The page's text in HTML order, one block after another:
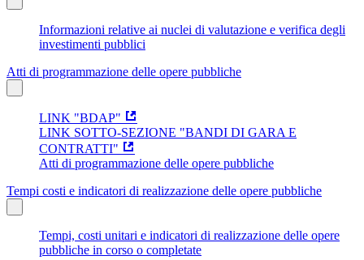
Informazioni relative ai nuclei di valutazione e verifica degli
investimenti pubblici
Atti di programmazione delle opere pubbliche
LINK "BDAP"
LINK SOTTO-SEZIONE "BANDI DI GARA E
CONTRATTI"
Atti di programmazione delle opere pubbliche
Tempi costi e indicatori di realizzazione delle opere pubbliche
Tempi, costi unitari e indicatori di realizzazione delle opere
pubbliche in corso o completate